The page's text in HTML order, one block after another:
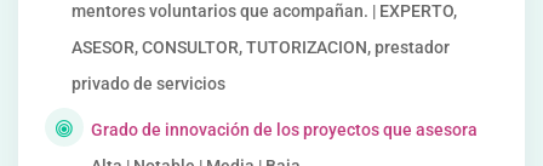
mentores voluntarios que acompañan. | EXPERTO,
ASESOR, CONSULTOR, TUTORIZACION, prestador
privado de servicios
Grado de innovación de los proyectos que asesora